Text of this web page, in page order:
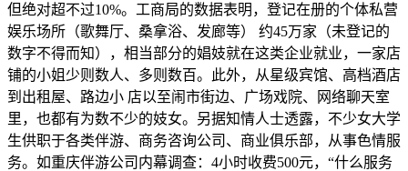
但绝对超不过10%。工商局的数据表明，登记在册的个体私营
娱乐场所（歌舞厅、桑拿浴、发廊等） 约45万家（未登记的
数字不得而知），相当部分的娼妓就在这类企业就业，一家店
铺的小姐少则数人、多则数百。此外，从星级宾馆、高档酒店
到出租屋、路边小 店以至闹市街边、广场戏院、网络聊天室
里，也都有为数不少的妓女。另据知情人士透露，不少女大学
生供职于各类伴游、商务咨询公司、商业俱乐部，从事色情服
务。如重庆伴游公司内幕调查：4小时收费500元，“什么服务